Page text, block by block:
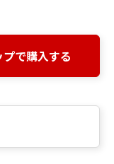
で購入する